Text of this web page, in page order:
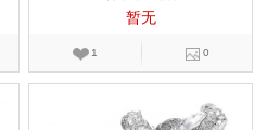
暂无
1 0